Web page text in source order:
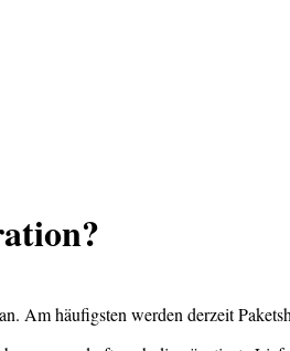
Am häufigsten werden derzeit